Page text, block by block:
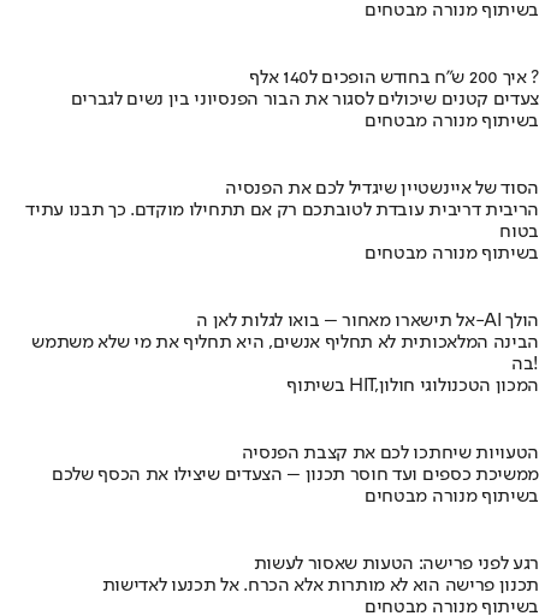
בשיתוף מנורה מבטחים
איך 200 ש"ח בחודש הופכים ל140 אלף ?
צעדים קטנים שיכולים לסגור את הבור הפנסיוני בין נשים לגברים
בשיתוף מנורה מבטחים
הסוד של איינשטיין שיגדיל לכם את הפנסיה
הריבית דריבית עובדת לטובתכם רק אם תתחילו מוקדם. כך תבנו עתיד
בטוח
בשיתוף מנורה מבטחים
אל תישארו מאחור – בואו לגלות לאן ה-AI הולך
הבינה המלאכותית לא תחליף אנשים, היא תחליף את מי שלא משתמש
בה!
בשיתוף HIT,המכון הטכנולוגי חולון
הטעויות שיחתכו לכם את קצבת הפנסיה
ממשיכת כספים ועד חוסר תכנון – הצעדים שיצילו את הכסף שלכם
בשיתוף מנורה מבטחים
רגע לפני פרישה: הטעות שאסור לעשות
תכנון פרישה הוא לא מותרות אלא הכרח. אל תכנעו לאדישות
בשיתוף מנורה מבטחים